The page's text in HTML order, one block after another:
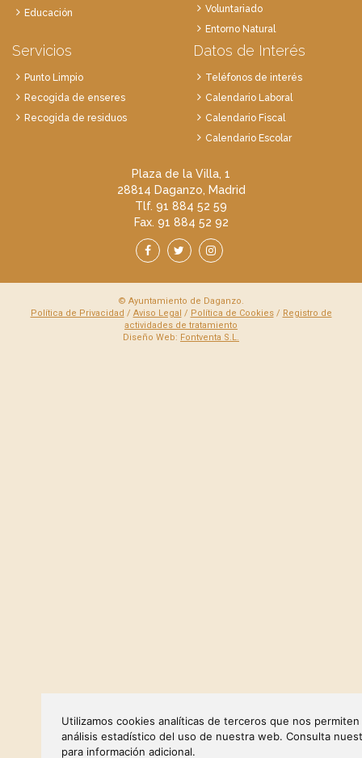
Utilizamos cookies analíticas de terceros que nos
análisis estadístico del uso de nuestra web. Consulta
para información adicional.
Educación
Voluntariado
Entorno Natural
Servicios
Punto Limpio
Recogida de enseres
Recogida de residuos
Datos de Interés
Teléfonos de interés
Calendario Laboral
Calendario Fiscal
Calendario Escolar
Plaza de la Villa, 1
28814 Daganzo, Madrid
Tlf. 91 884 52 59
Fax. 91 884 52 92
© Ayuntamiento de Daganzo.
Política de Privacidad / Aviso Legal / Política de Cookies/ Registro de
actividades de tratamiento
Diseño Web: Fontventa S.L.